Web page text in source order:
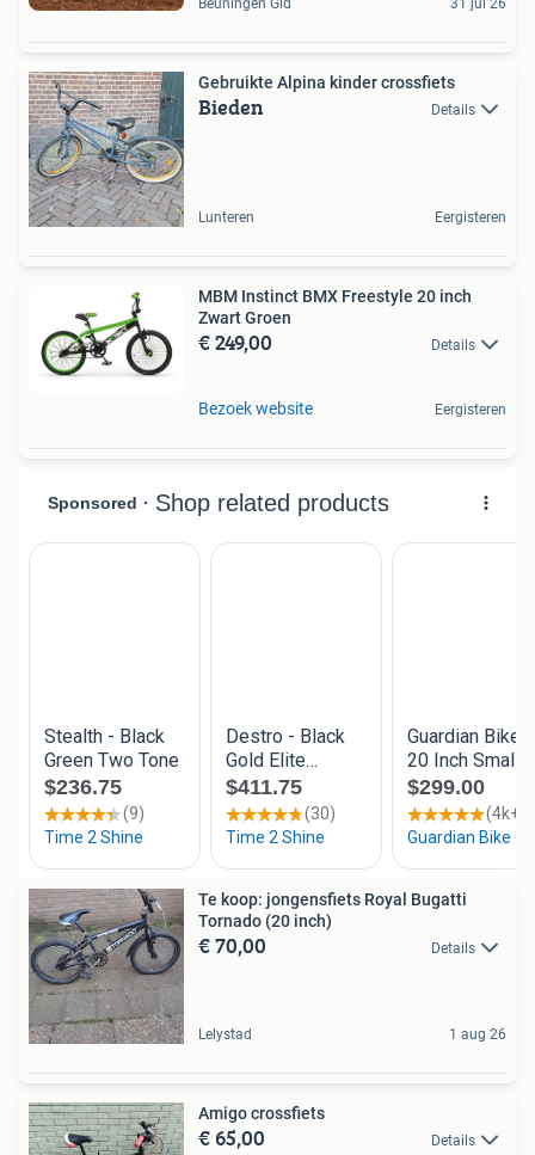
Gebruikte Alpina kinder crossfiets
Bieden Details
Lunteren Eergisteren
MBM Instinct BMX Freestyle 20 inch
Zwart Groen
€ 249,00 Details
Bezoek website Eergisteren
Te koop: jongensfiets Royal Bugatti
Tornado (20 inch)
€ 70,00 Details
Lelystad 1 aug 26
Amigo crossfiets
€ 65,00 Details